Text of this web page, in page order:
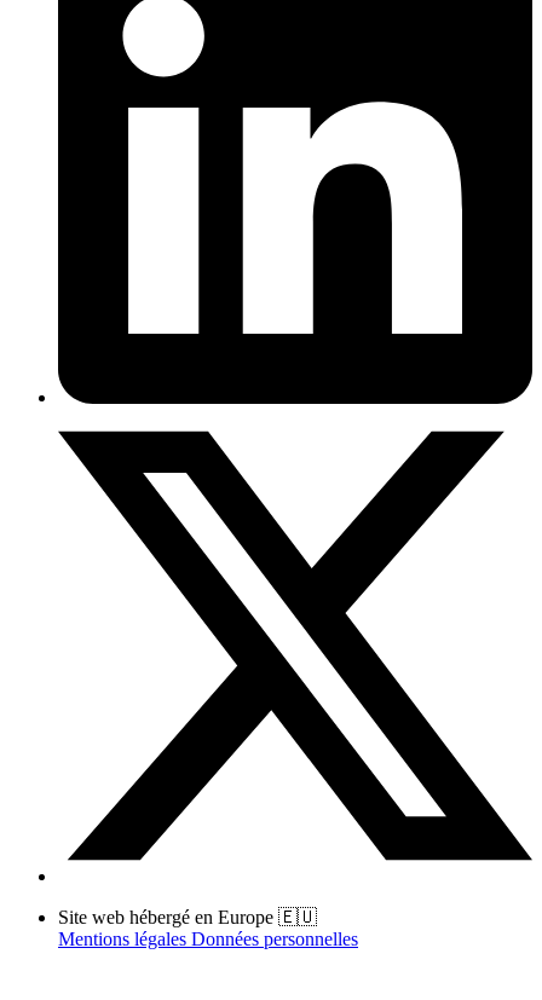
Site web hébergé en Europe 🇪🇺
Mentions légales Données personnelles